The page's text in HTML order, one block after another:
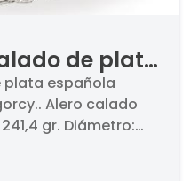
de plata
1ª Ley de
plata española
Alero calado
gr. Diámetro: